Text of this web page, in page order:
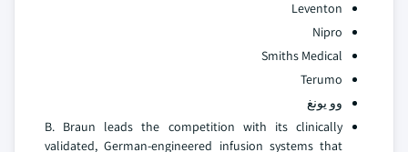
Leventon
Nipro
Smiths Medical
Terumo
وو يونغ
B. Braun leads the competition with its clinically
validated, German-engineered infusion systems that